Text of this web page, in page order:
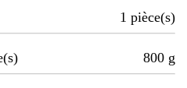
1 pièce(s)
800 g